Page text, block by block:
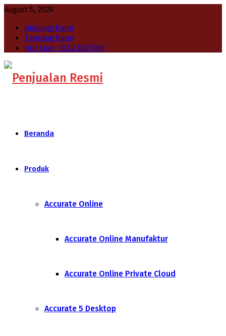
August 5, 2026
Hubungi Kami
Tantang Kami
Hot Line : 0812 1107666
Beranda
Produk
Accurate Online
Accurate Online Manufaktur
Accurate Online Private Cloud
Accurate 5 Desktop